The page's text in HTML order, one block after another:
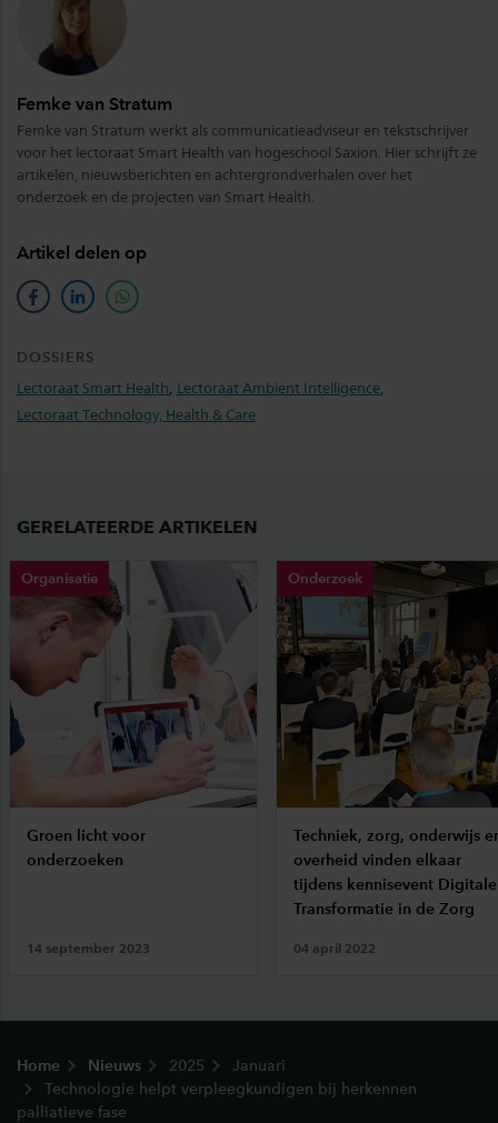
Femke van Stratum
Femke van Stratum werkt als communicatieadviseur en tekstschrijver
voor het lectoraat Smart Health van hogeschool Saxion. Hier schrijft ze
artikelen, nieuwsberichten en achtergrondverhalen over het
onderzoek en de projecten van Smart Health.
Artikel delen op
facebooklinkedinwhatsapp
DOSSIERS
Lectoraat Smart Health, Lectoraat Ambient Intelligence,
Lectoraat Technology, Health & Care
GERELATEERDE ARTIKELEN
Organisatie
Groen licht voor
onderzoeken
14 september 2023
Onderzoek
Techniek, zorg, onderwijs
overheid vinden elkaar
tijdens kennisevent Digitale
Transformatie in de Zorg
04 april 2022
Home Nieuws 2025
Januari
Technologie helpt verpleegkundigen bij herkennen
palliatieve fase